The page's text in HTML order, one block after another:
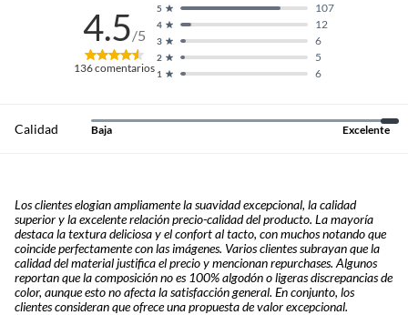
4.5/5
136comentarios 1 6
2 5
3 6
4 12
5 107
Calidad Baja Excelente
Los clientes elogian ampliamente la suavidad excepcional, la calidad
superior y la excelente relación precio-calidad del producto. La mayoría
destaca la textura deliciosa y el confort al tacto, con muchos notando que
coincide perfectamente con las imágenes. Varios clientes subrayan que la
calidad del material justifica el precio y mencionan repurchases. Algunos
reportan que la composición no es 100% algodón o ligeras discrepancias de
color, aunque esto no afecta la satisfacción general. En conjunto, los
clientes consideran que ofrece una propuesta de valor excepcional.